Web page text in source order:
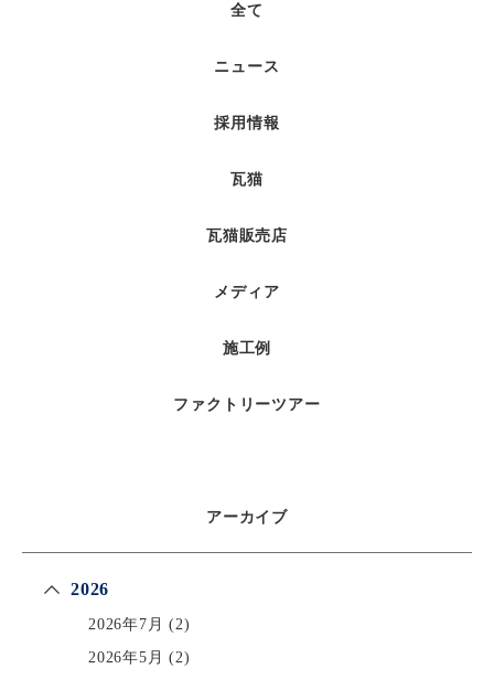
全て
ニュース
採用情報
瓦猫
瓦猫販売店
メディア
施工例
ファクトリーツアー
アーカイブ
2026
2026年7月 (2)
2026年5月 (2)